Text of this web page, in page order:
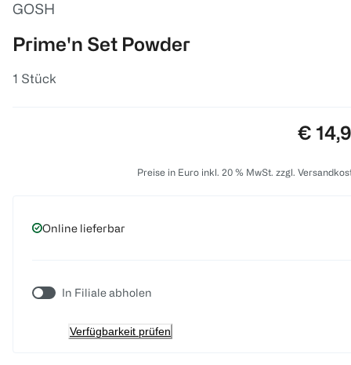
GOSH
Prime'n Set Powder
1 Stück
Preis:
€
Preise in Euro inkl. 20 % MwSt. zzgl.
Online lieferbar
In Filiale abholen
Verfügbarkeit prüfen